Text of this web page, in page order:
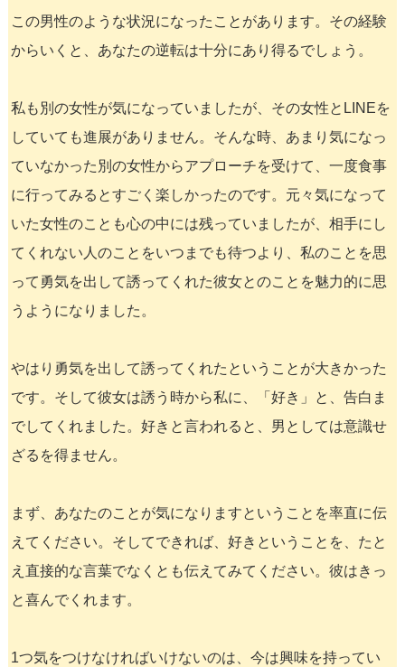
この男性のような状況になったことがあります。その経験
からいくと、あなたの逆転は十分にあり得るでしょう。
私も別の女性が気になっていましたが、その女性とLINEを
していても進展がありません。そんな時、あまり気になっ
ていなかった別の女性からアプローチを受けて、一度食事
に行ってみるとすごく楽しかったのです。元々気になって
いた女性のことも心の中には残っていましたが、相手にし
てくれない人のことをいつまでも待つより、私のことを思
って勇気を出して誘ってくれた彼女とのことを魅力的に思
うようになりました。
やはり勇気を出して誘ってくれたということが大きかった
です。そして彼女は誘う時から私に、「好き」と、告白ま
でしてくれました。好きと言われると、男としては意識せ
ざるを得ません。
まず、あなたのことが気になりますということを率直に伝
えてください。そしてできれば、好きということを、たと
え直接的な言葉でなくとも伝えてみてください。彼はきっ
と喜んでくれます。
1つ気をつけなければいけないのは、今は興味を持ってい